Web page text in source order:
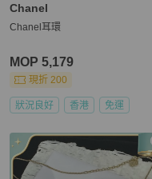
Chanel
Chanel耳環
MOP 5,179
現折 200
狀況良好 香港 免運